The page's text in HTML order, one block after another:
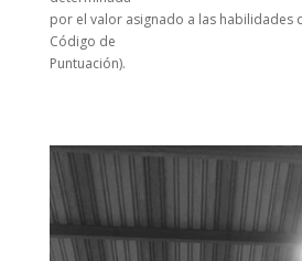
por el valor asignado a las habilidades
Código de
Puntuación).